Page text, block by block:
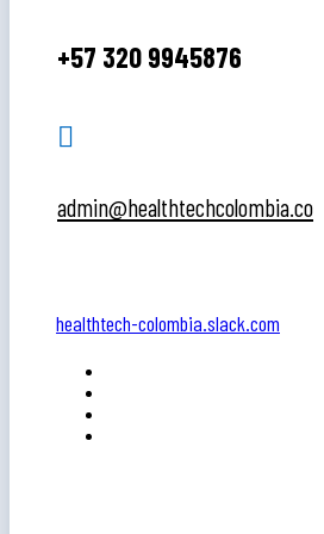
+57 320 9945876

admin@healthtechcolombia.co
healthtech-colombia.slack.com